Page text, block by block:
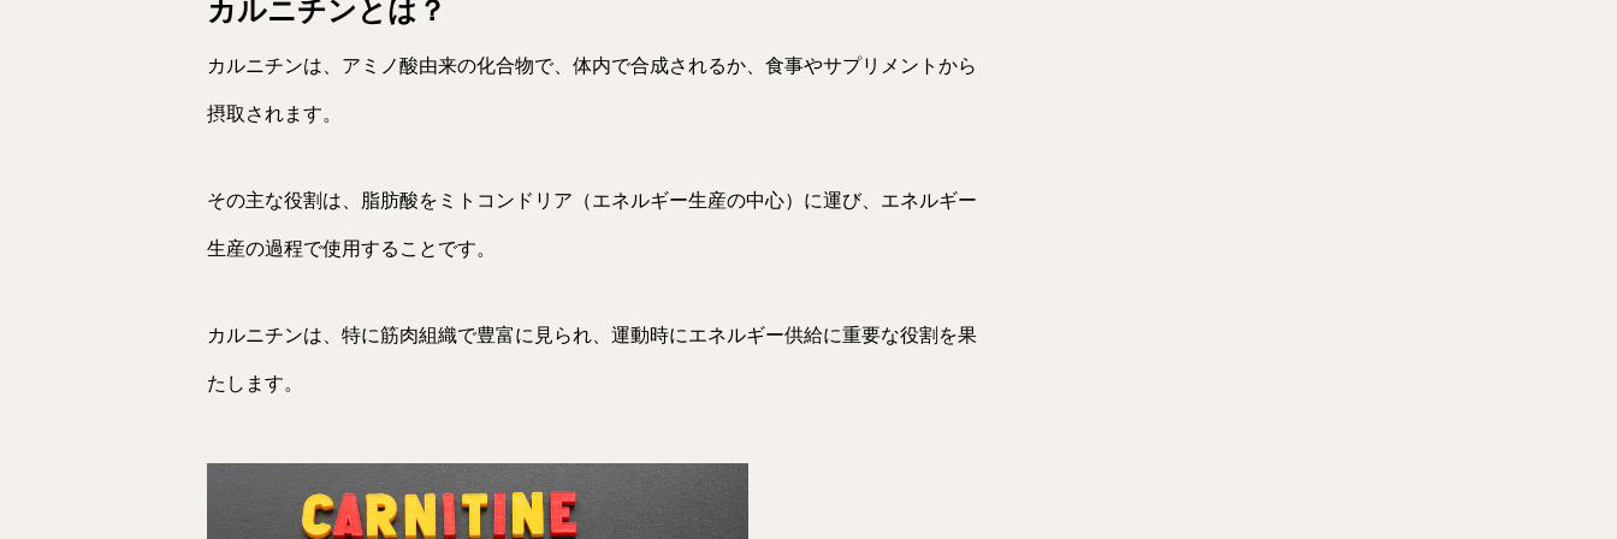
カルニチンとは？
カルニチンは、アミノ酸由来の化合物で、体内で合成されるか、食事やサプリメントから
摂取されます。
その主な役割は、脂肪酸をミトコンドリア（エネルギー生産の中心）に運び、エネルギー
生産の過程で使用することです。
カルニチンは、特に筋肉組織で豊富に見られ、運動時にエネルギー供給に重要な役割を果
たします。